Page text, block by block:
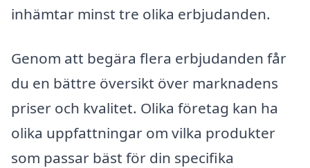
inhämtar minst tre olika erbjudanden.
Genom att begära flera erbjudanden får
du en bättre översikt över marknadens
priser och kvalitet. Olika företag kan ha
olika uppfattningar om vilka produkter
som passar bäst för din specifika